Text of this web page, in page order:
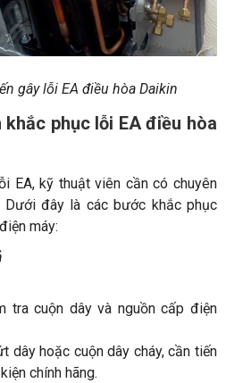
gây lỗi EA điều hòa Daikin
phục lỗi EA điều hòa
EA, kỹ thuật viên cần có chuyên
Dưới đây là các bước khắc phục
máy:
tra cuộn dây và nguồn cấp điện
dây hoặc cuộn dây cháy, cần tiến
chính hãng.